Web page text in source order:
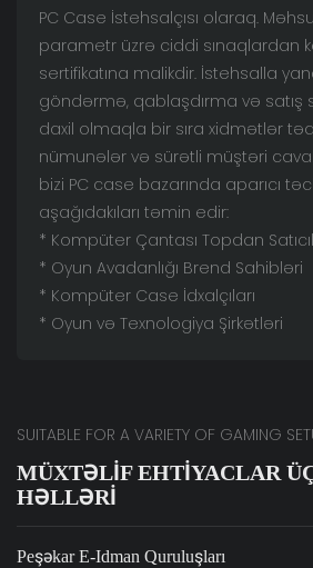
PC Case İstehsalçısı olaraq.
parametr üzrə ciddi sınaqlardan
sertifikatına malikdir. İstehsalla
göndərmə, qablaşdırma və satış
daxil olmaqla bir sıra xidmətlər
nümunələr və sürətli müştəri
bizi PC case bazarında aparıcı
aşağıdakıları təmin edir:
* Kompüter Çantası Topdan
* Oyun Avadanlığı Brend Sahibləri
* Kompüter Case İdxalçıları
* Oyun və Texnologiya Şirkətləri
SUITABLE FOR A VARIETY OF GAMING
MÜXTƏLIF EHTIYACLAR
HƏLLƏRI
Peşəkar E-Idman Quruluşları